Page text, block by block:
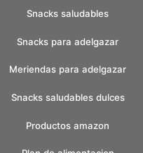
Snacks saludables
Snacks para adelgazar
Meriendas para adelgazar
Snacks saludables dulces
Productos amazon